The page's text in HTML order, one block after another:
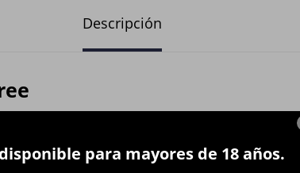
para mayores de 18 años.
Descripción
un impulso de energía y concentración sin
B, ofreciendo un efecto estimulante similar al Red Bull